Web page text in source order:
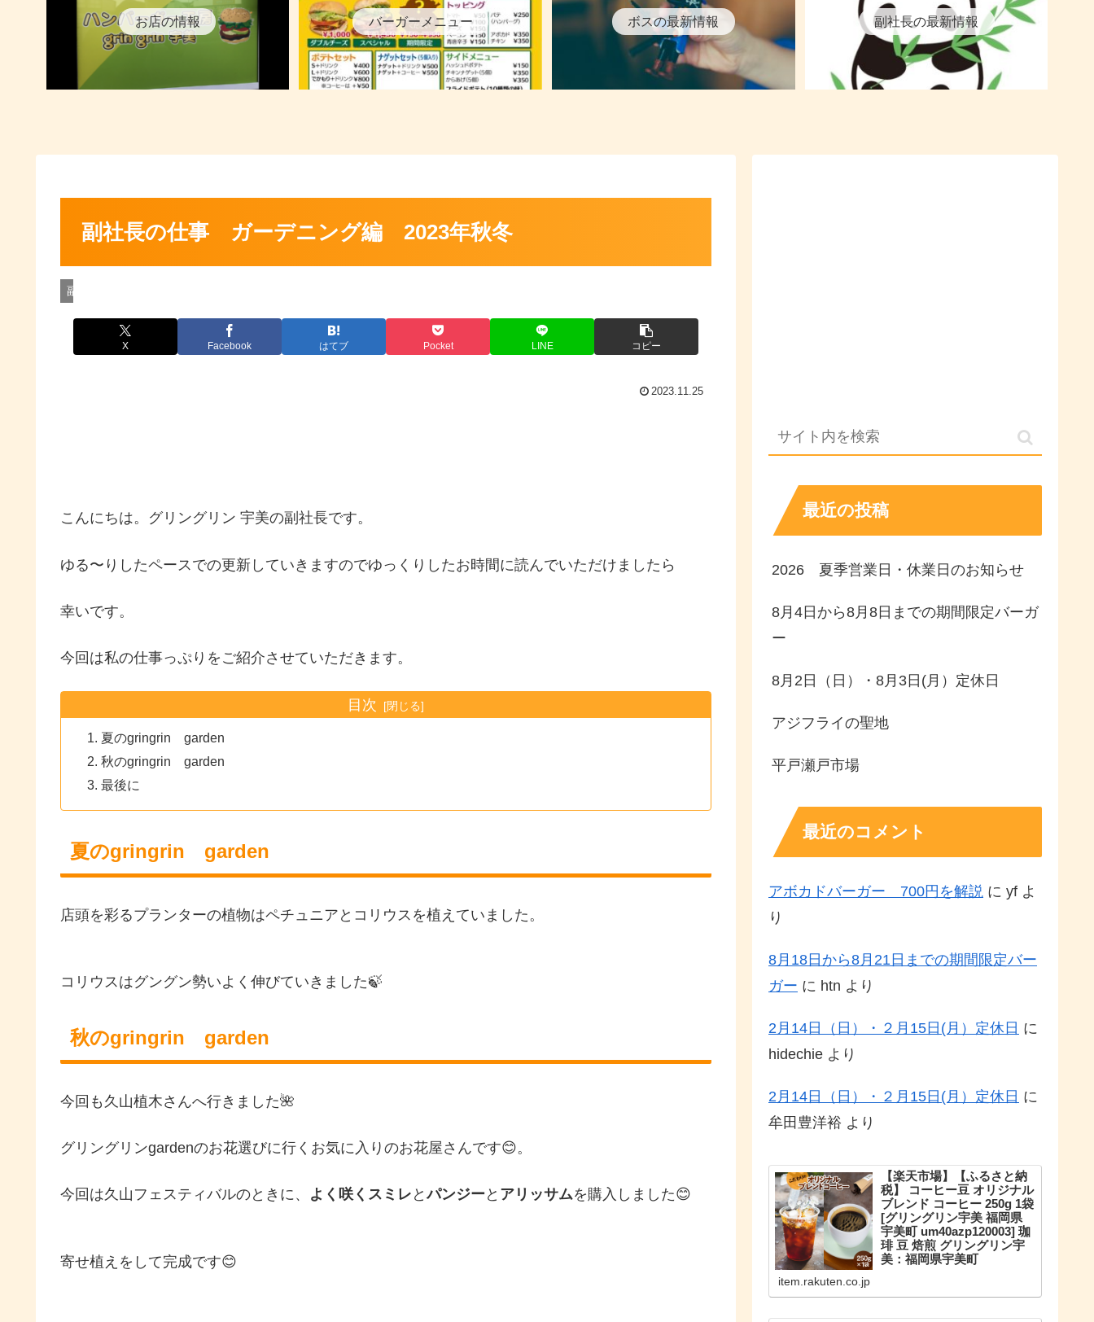
お店の情報 バーガーメニュー ボスの最新情報 副社長の最新情報
副社長の仕事 ガーデニング編 2023年秋冬
副社長の最新情報
X Facebook はてブ Pocket LINE コピー
2023.11.25
こんにちは。グリングリン 宇美の副社長です。
ゆる〜りしたペースでの更新していきますのでゆっくりしたお時間に読んでいただけましたら
幸いです。
今回は私の仕事っぷりをご紹介させていただきます。
目次
夏のgringrin garden
秋のgringrin garden
最後に
夏のgringrin garden
店頭を彩るプランターの植物はペチュニアとコリウスを植えていました。
コリウスはグングン勢いよく伸びていきました🍃
秋のgringrin garden
今回も久山植木さんへ行きました🌺
グリングリンgardenのお花選びに行くお気に入りのお花屋さんです😊。
今回は久山フェスティバルのときに、 よく咲くスミレ とパンジーと アリッサムを購入しました😊
寄せ植えをして完成です😊
最近の投稿
2026 夏季営業日・休業日のお知らせ
8月4日から8月8日までの期間限定バーガ
ー
8月2日（日）・8月3日(月）定休日
アジフライの聖地
平戸瀬戸市場
最近のコメント
アボカドバーガー 700円を解説 に yf よ
り
8月18日から8月21日までの期間限定バー
ガー に htn より
2月14日（日）・２月15日(月）定休日 に
hidechie より
2月14日（日）・２月15日(月）定休日 に
牟田豊洋裕 より
【楽天市場】【ふるさと納
税】 コーヒー豆 オリジナル
ブレンド コーヒー 250g 1袋
[グリングリン宇美 福岡県
宇美町 um40azp120003] 珈
琲 豆 焙煎 グリングリン宇
美：福岡県宇美町
ジナルブレンド コーヒー 250g 1袋
item.rakuten.co.jp